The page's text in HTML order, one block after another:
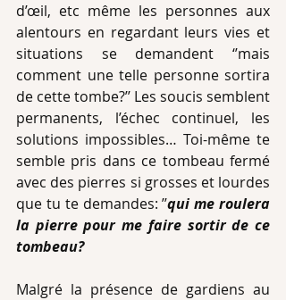
d’œil, etc même les personnes aux
alentours en regardant leurs vies et
situations se demandent ‘’mais
comment une telle personne sortira
de cette tombe?’’ Les soucis semblent
permanents, l’échec continuel, les
solutions impossibles… Toi-même te
semble pris dans ce tombeau fermé
avec des pierres si grosses et lourdes
que tu te demandes: ’’qui me roulera
la pierre pour me faire sortir de ce
tombeau?
Malgré la présence de gardiens au